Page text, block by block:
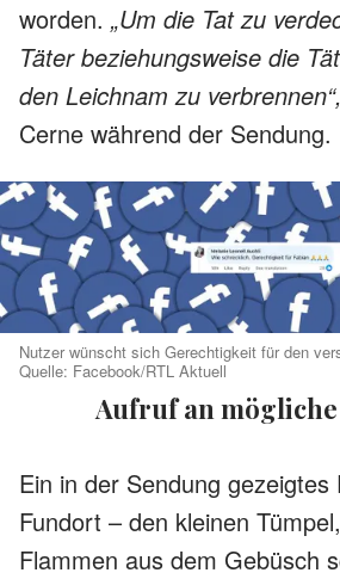
worden. „Um die Tat zu
Täter beziehungsweise die
den Leichnam zu verbrennen“,
Cerne während der Sendung.
Nutzer wünscht sich Gerechtigkeit für den
Quelle: Facebook/RTL Aktuell
Aufruf an
Ein in der Sendung gezeigtes
Fundort – den kleinen
Flammen aus dem Gebüsch